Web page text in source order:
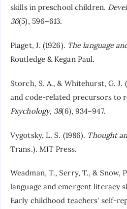
skills in preschool children.
36(5), 596–613.
Piaget, J. (1926). The language
Routledge & Kegan Paul.
Storch, S. A., & Whitehurst, G. J.
and code-related precursors to
Psychology, 38(6), 934–947.
Vygotsky, L. S. (1986). Thought
Trans.). MIT Press.
Weadman, T., Serry, T., & Snow,
language and emergent literacy
Early childhood teachers' self-